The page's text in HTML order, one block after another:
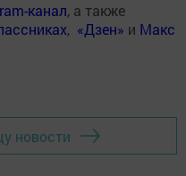
канал, а также
, «Дзен» и Макс
новости